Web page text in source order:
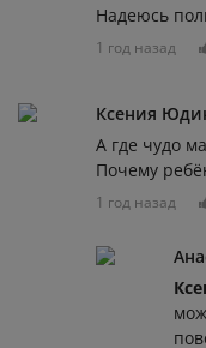
Надеюсь
1 год назад
Ксения
А где чудо
Почему
1 год назад